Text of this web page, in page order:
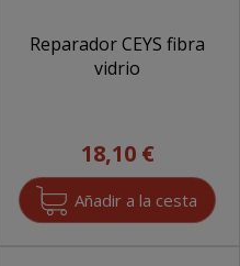
Reparador CEYS fibra
vidrio
18,10 €